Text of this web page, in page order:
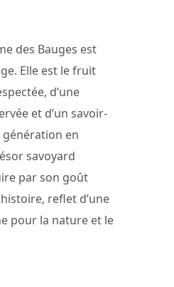
des Bauges est
Elle est le fruit
d’une
et d’un savoir-
en
savoyard
par son goût
reflet d’une
pour la nature et le